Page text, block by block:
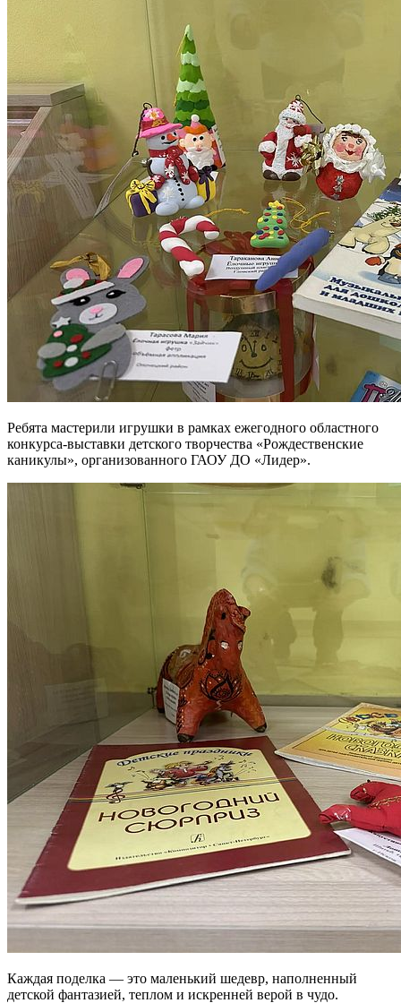
Ребята мастерили игрушки в рамках ежегодного областного
конкурса-выставки детского творчества «Рождественские
каникулы», организованного ГАОУ ДО «Лидер».
Каждая поделка — это маленький шедевр, наполненный
детской фантазией, теплом и искренней верой в чудо.